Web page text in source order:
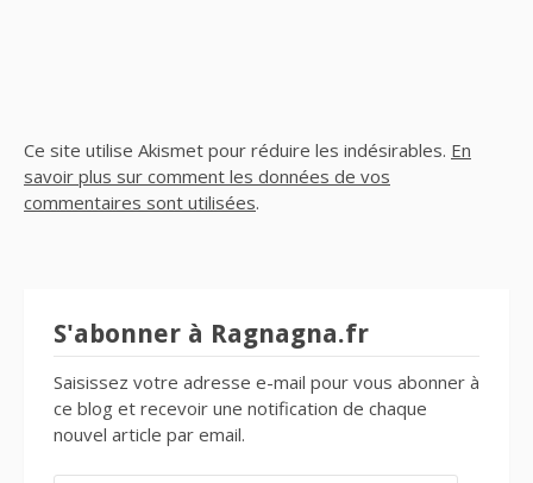
Ce site utilise Akismet pour réduire les indésirables. En
savoir plus sur comment les données de vos
commentaires sont utilisées.
S'abonner à Ragnagna.fr
Saisissez votre adresse e-mail pour vous abonner à
ce blog et recevoir une notification de chaque
nouvel article par email.